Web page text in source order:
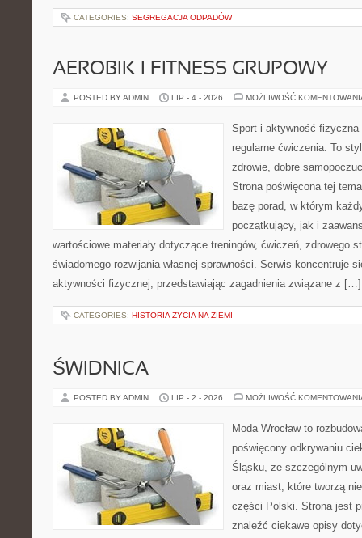
CATEGORIES: SEGREGACJA ODPADÓW
AEROBIK I FITNESS GRUPOWY
POSTED BY ADMIN LIP - 4 - 2026 MOŻLIWOŚĆ
Sport i aktywność
regularne ćwiczenia. To
zdrowie, dobre
Strona poświęcona tej
bazę porad, w którym
początkujący, jak i
wartościowe materiały dotyczące treningów, ćwiczeń, zdrowego
świadomego rozwijania własnej sprawności. Serwis koncentruje
aktywności fizycznej, przedstawiając zagadnienia związane z […]
CATEGORIES: HISTORIA ŻYCIA NA ZIEMI
ŚWIDNICA
POSTED BY ADMIN LIP - 2 - 2026 MOŻLIWOŚĆ
Moda Wrocław to
poświęcony odkrywaniu
Śląsku, ze szczególnym
oraz miast, które tworzą
części Polski. Strona jest
znaleźć ciekawe opisy